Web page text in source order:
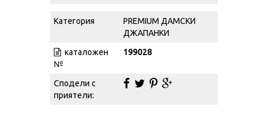
Категория
PREMIUM ДАМСКИ
ДЖАПАНКИ
каталожен
№
199028
Сподели с
приятели: